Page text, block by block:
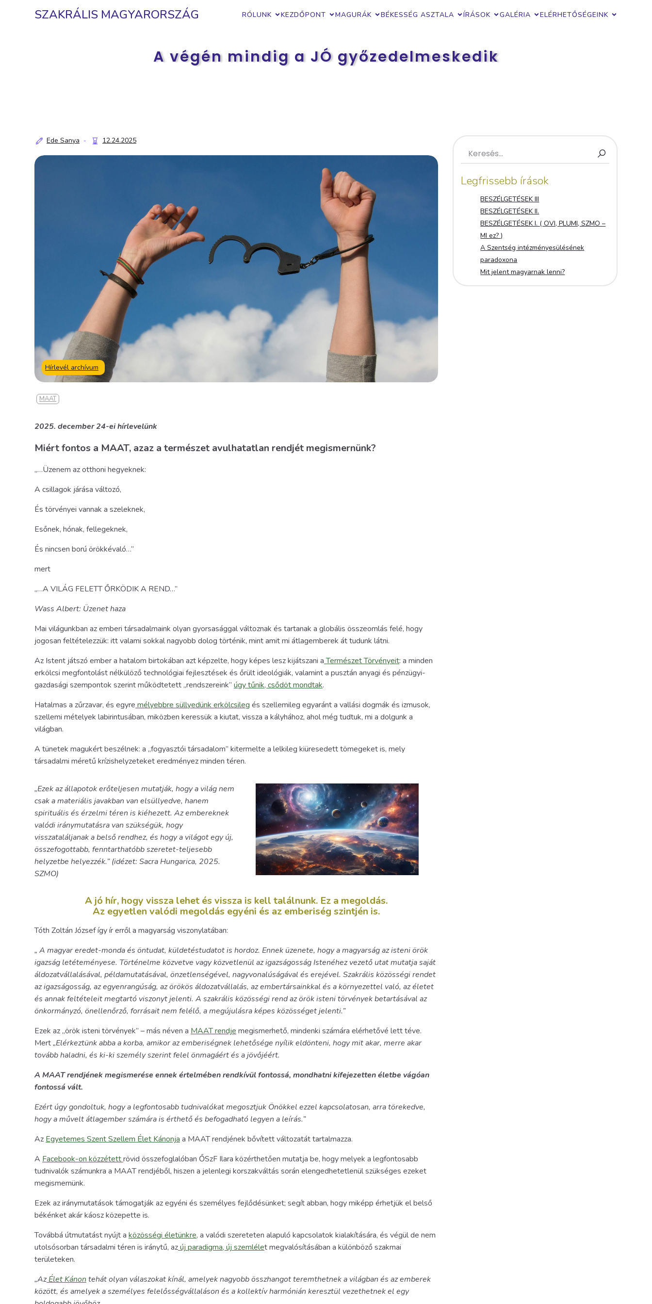
SZAKRÁLIS MAGYARORSZÁG RÓLUNK KEZDŐPONT MAGURÁK BÉKESSÉG ASZTALA ÍRÁSOK GALÉRIA ELÉRHETŐSÉGEINK
A végén mindig a JÓ győzedelmeskedik
Ede Sanya - 12.24.2025
Hírlevél archívum
MAAT
2025. december 24-ei hírlevelünk
Miért fontos a MAAT, azaz a természet avulhatatlan rendjét megismernünk?
„…Üzenem az otthoni hegyeknek:
A csillagok járása változó,
És törvényei vannak a szeleknek,
Esőnek, hónak, fellegeknek,
És nincsen ború örökkévaló…”
mert
„…A VILÁG FELETT ŐRKÖDIK A REND…”
Wass Albert: Üzenet haza
Mai világunkban az emberi társadalmaink olyan gyorsasággal változnak és tartanak a globális összeomlás felé, hogy
jogosan feltételezzük: itt valami sokkal nagyobb dolog történik, mint amit mi átlagemberek át tudunk látni.
Az Istent játszó ember a hatalom birtokában azt képzelte, hogy képes lesz kijátszani aTermészet Törvényeit: a minden
erkölcsi megfontolást nélkülöző technológiai fejlesztések és őrült ideológiák, valamint a pusztán anyagi és pénzügyi-
gazdasági szempontok szerint működtetett „rendszereink” úgy tűnik, csődöt mondtak.
Hatalmas a zűrzavar, és egyre mélyebbre süllyedünk erkölcsileg és szellemileg egyaránt a vallási dogmák és izmusok,
szellemi mételyek labirintusában, miközben keressük a kiutat, vissza a kályhához, ahol még tudtuk, mi a dolgunk a
világban.
A tünetek magukért beszélnek: a „fogyasztói társadalom” kitermelte a lelkileg kiüresedett tömegeket is, mely
társadalmi méretű krízishelyzeteket eredményez minden téren.
„Ezek az állapotok erőteljesen mutatják, hogy a világ nem
csak a materiális javakban van elsüllyedve, hanem
spirituális és érzelmi téren is kiéhezett. Az embereknek
valódi iránymutatásra van szükségük, hogy
visszataláljanak a belső rendhez, és hogy a világot egy új,
összefogottabb, fenntarthatóbb szeretet-teljesebb
helyzetbe helyezzék.” (idézet: Sacra Hungarica, 2025.
SZMO)
A jó hír, hogy vissza lehet és vissza is kell találnunk. Ez a megoldás.
Az egyetlen valódi megoldás egyéni és az emberiség szintjén is.
Tóth Zoltán József így ír erről a magyarság viszonylatában:
„ A magyar eredet-monda és öntudat, küldetéstudatot is hordoz. Ennek üzenete, hogy a magyarság az isteni örök
igazság letéteményese. Történelme közvetve vagy közvetlenül az igazságosság Istenéhez vezető utat mutatja saját
áldozatvállalásával, példamutatásával, önzetlenségével, nagyvonalúságával és erejével. Szakrális közösségi rendet
az igazságosság, az egyenrangúság, az örökös áldozatvállalás, az embertársainkkal és a környezettel való, az életet
és annak feltételeit megtartó viszonyt jelenti. A szakrális közösségi rend az örök isteni törvények betartásával az
önkormányzó, önellenőrző, forrásait nem felélő, a megújulásra képes közösséget jelenti.”
Ezek az „örök isteni törvények” – más néven a MAAT rendje megismerhető, mindenki számára elérhetővé lett téve.
Mert„Elérkeztünk abba a korba, amikor az emberiségnek lehetősége nyílik eldönteni, hogy mit akar, merre akar
tovább haladni, és ki-ki személy szerint felel önmagáért és a jövőjéért.
A MAAT rendjének megismerése ennek értelmében rendkívül fontossá, mondhatni kifejezetten életbe vágóan
fontossá vált.
Ezért úgy gondoltuk, hogy a legfontosabb tudnivalókat megosztjuk Önökkel ezzel kapcsolatosan, arra törekedve,
hogy a művelt átlagember számára is érthető és befogadható legyen a leírás.”
Az Egyetemes Szent Szellem Élet Kánonja a MAAT rendjének bővített változatát tartalmazza.
A Facebook-on közzétettrövid összefoglalóban ŐSzF Ilara közérthetően mutatja be, hogy melyek a legfontosabb
tudnivalók számunkra a MAAT rendjéből, hiszen a jelenlegi korszakváltás során elengedhetetlenül szükséges ezeket
megismernünk.
Ezek az iránymutatások támogatják az egyéni és személyes fejlődésünket; segít abban, hogy miképp érhetjük el belső
békénket akár káosz közepette is.
Továbbá útmutatást nyújt a közösségi életünkre, a valódi szereteten alapuló kapcsolatok kialakítására, és végül de nem
utolsósorban társadalmi téren is iránytű, azúj paradigma, új szemlélet megvalósításában a különböző szakmai
területeken.
„AzÉlet Kánon tehát olyan válaszokat kínál, amelyek nagyobb összhangot teremthetnek a világban és az emberek
között, és amelyek a személyes felelősségvállaláson és a kollektív harmónián keresztül vezethetnek el egy
Legfrissebb írások
BESZÉLGETÉSEK III
BESZÉLGETÉSEK II.
BESZÉLGETÉSEK I. ( OVI, PLUMI, SZMO –
MI ez? )
A Szentség intézményesülésének
paradoxona
Mit jelent magyarnak lenni?